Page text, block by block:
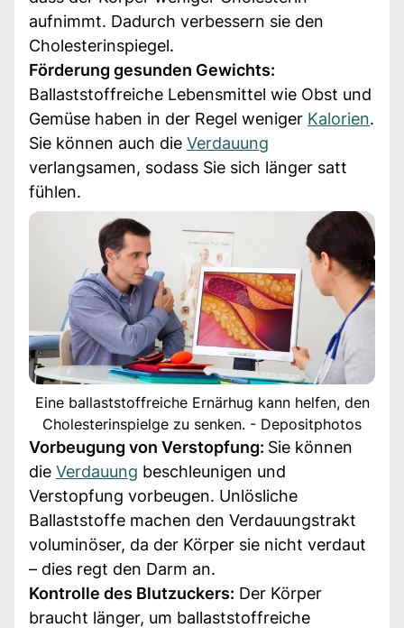
aufnimmt. Dadurch verbessern sie den
Cholesterinspiegel.
Förderung gesunden Gewichts:
Ballaststoffreiche Lebensmittel wie Obst und
Gemüse haben in der Regel weniger Kalorien.
Sie können auch die Verdauung
verlangsamen, sodass Sie sich länger satt
fühlen.
Eine ballaststoffreiche Ernärhug kann helfen, den
Cholesterinspielge zu senken. - Depositphotos
Vorbeugung von Verstopfung: Sie können
die Verdauung beschleunigen und
Verstopfung vorbeugen. Unlösliche
Ballaststoffe machen den Verdauungstrakt
voluminöser, da der Körper sie nicht verdaut
– dies regt den Darm an.
Kontrolle des Blutzuckers: Der Körper
braucht länger, um ballaststoffreiche